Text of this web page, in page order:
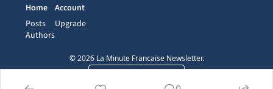
Home
Posts
Authors
Account
Upgrade
© 2026 La Minute Francaise Newsletter.